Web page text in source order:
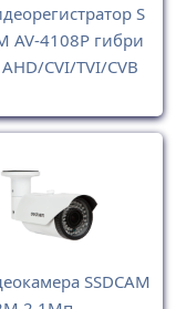
S
AV-4108P гибри
CVI/TVI/CVB
SSDCAM